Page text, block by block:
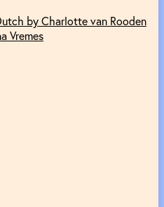
by Charlotte van Rooden
Vremes